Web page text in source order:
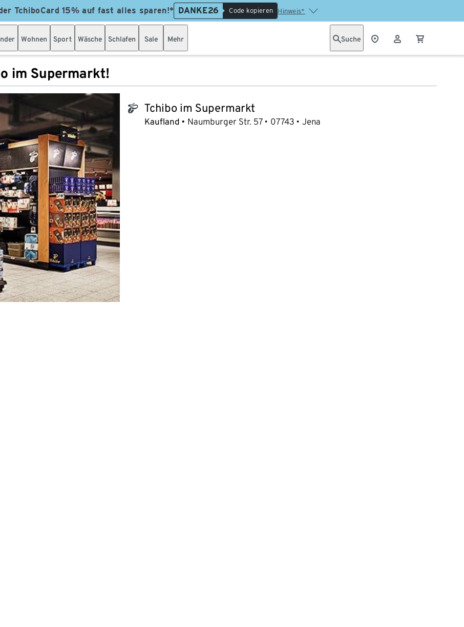
TchiboCard 15% auf fast alles sparen!* DANKE26 Code kopieren Hinweis*
Wohnen Sport Wäsche Schlafen Sale Mehr Suche
im Supermarkt!
tchibo_logo Tchibo im Supermarkt
Kaufland Naumburger Str. 57 07743 Jena